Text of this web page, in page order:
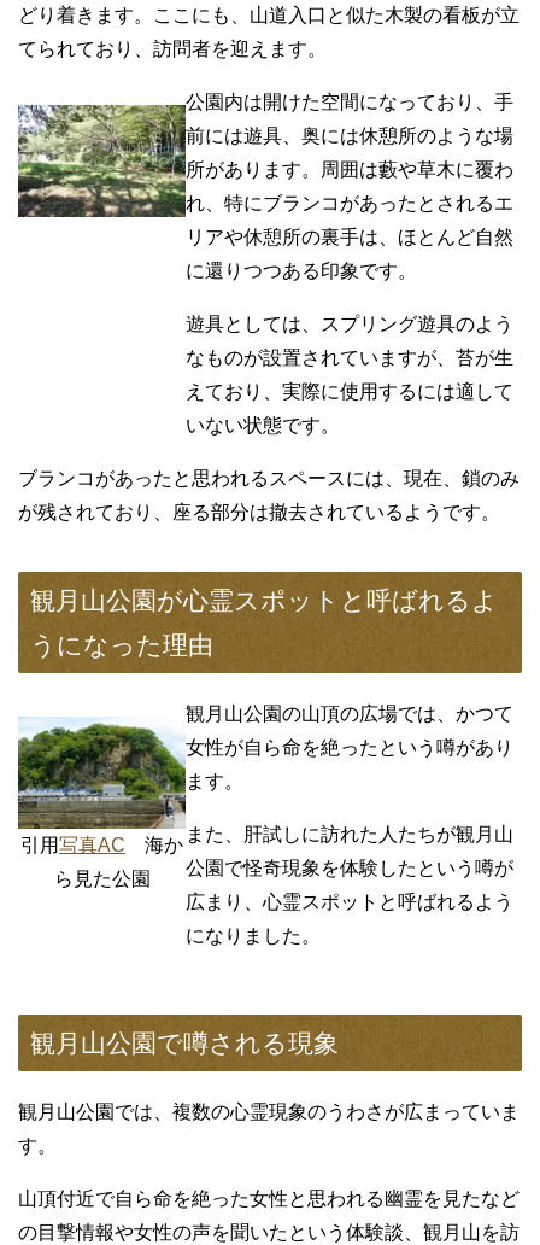
どり着きます。ここにも、山道入口と似た木製の看板が立
てられており、訪問者を迎えます。
公園内は開けた空間になっており、手
前には遊具、奥には休憩所のような場
所があります。周囲は藪や草木に覆わ
れ、特にブランコがあったとされるエ
リアや休憩所の裏手は、ほとんど自然
に還りつつある印象です。
遊具としては、スプリング遊具のよう
なものが設置されていますが、苔が生
えており、実際に使用するには適して
いない状態です。
ブランコがあったと思われるスペースには、現在、鎖のみ
が残されており、座る部分は撤去されているようです。
観月山公園が心霊スポットと呼ばれるよ
うになった理由
引用写真AC 海か
ら見た公園
観月山公園の山頂の広場では、かつて
女性が自ら命を絶ったという噂があり
ます。
また、肝試しに訪れた人たちが観月山
公園で怪奇現象を体験したという噂が
広まり、心霊スポットと呼ばれるよう
になりました。
観月山公園で噂される現象
観月山公園では、複数の心霊現象のうわさが広まっていま
す。
山頂付近で自ら命を絶った女性と思われる幽霊を見たなど
の目撃情報や女性の声を聞いたという体験談、観月山を訪